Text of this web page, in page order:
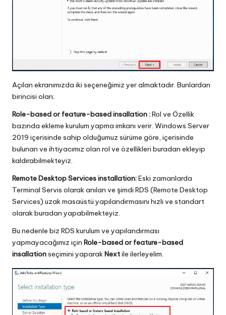
Açılan ekranımızda iki seçeneğimiz yer almaktadır. Bunlardan
birincisi olan;
Role-based or feature-based insallation :Rol ve Özellik
bazında ekleme kurulum yapma imkanı verir. Windows Server
2019 içerisinde sahip olduğumuz sürüme göre, içerisinde
bulunan ve ihtiyacımız olan rol ve özellikleri buradan ekleyip
kaldırabilmekteyiz.
Remote Desktop Services installation:Eski zamanlarda
Terminal Servis olarak anılan ve şimdi RDS (Remote Desktop
Services) uzak masaüstü yapılandırmasını hızlı ve standart
olarak buradan yapabilmekteyiz.
Bu nedenle biz RDS kurulum ve yapılandırması
yapmayacağımız için Role-based or feature-based
insallationseçimini yaparakNextile ilerleyelim.